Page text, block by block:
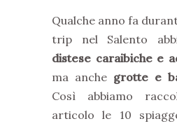
Qualche anno fa
trip nel Salento
distese caraibiche e
ma anche grotte e
Così abbiamo
articolo le 10